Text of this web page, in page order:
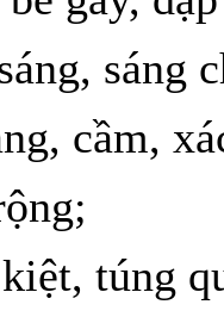
sáng
cầm,
túng